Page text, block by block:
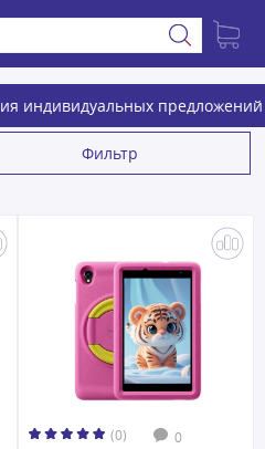
индивидуальных предложений
Фильтр
(0) 0